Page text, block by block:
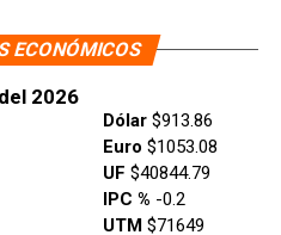
ECONÓMICOS
2026
Dólar$913.86
Euro $1053.08
UF $40844.79
IPC % -0.2
UTM $71649